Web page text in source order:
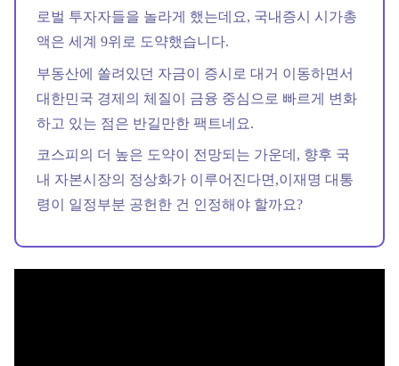
로벌 투자자들을 놀라게 했는데요, 국내증시 시가총
액은 세계 9위로 도약했습니다.
부동산에 쏠려있던 자금이 증시로 대거 이동하면서
대한민국 경제의 체질이 금융 중심으로 빠르게 변화
하고 있는 점은 반길만한 팩트네요.
코스피의 더 높은 도약이 전망되는 가운데, 향후 국
내 자본시장의 정상화가 이루어진다면,이재명 대통
령이 일정부분 공헌한 건 인정해야 할까요?